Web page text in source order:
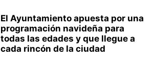
El Ayuntamiento apuesta por una
programación navideña para
todas las edades y que llegue a
cada rincón de la ciudad